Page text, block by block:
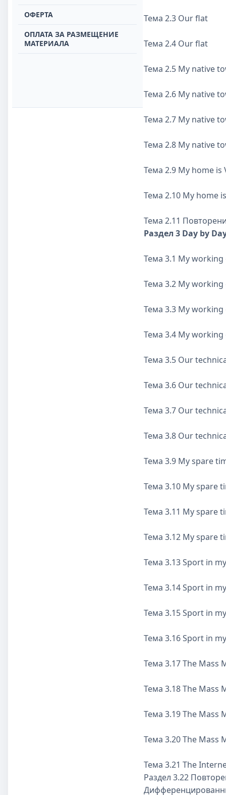
ОФЕРТА
ОПЛАТА ЗА РАЗМЕЩЕНИЕ
МАТЕРИАЛА
Тема 2.3 Our flat
Тема 2.4 Our flat
Тема 2.5 My native
Тема 2.6 My native
Тема 2.7 My native
Тема 2.8 My native
Тема 2.9 My home
Тема 2.10 My home
Тема 2.11
Раздел 3 Day by
Тема 3.1 My working
Тема 3.2 My working
Тема 3.3 My working
Тема 3.4 My working
Тема 3.5 Our
Тема 3.6 Our
Тема 3.7 Our
Тема 3.8 Our
Тема 3.9 My spare
Тема 3.10 My spare
Тема 3.11 My spare
Тема 3.12 My spare
Тема 3.13 Sport in
Тема 3.14 Sport in
Тема 3.15 Sport in
Тема 3.16 Sport in
Тема 3.17 The Mass
Тема 3.18 The Mass
Тема 3.19 The Mass
Тема 3.20 The Mass
Тема 3.21 The
Раздел 3.22